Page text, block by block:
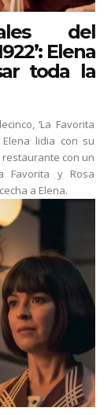
del
Elena
toda la
‘La Favorita
lidia con su
con un
Favorita y Rosa
a Elena.